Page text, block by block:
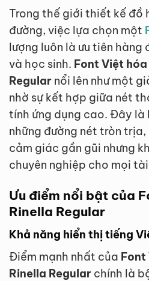
Trong thế giới thiết kế đồ
đường, việc lựa chọn một
lượng luôn là ưu tiên
và học sinh. Font Việt hóa
Regular nổi lên như một
nhờ sự kết hợp giữa nét
tính ứng dụng cao. Đây là
những đường nét tròn
cảm giác gần gũi nhưng
chuyên nghiệp cho mọi
Ưu điểm nổi bật của
Rinella Regular
Khả năng hiển thị tiếng
Điểm mạnh nhất của Font
Rinella Regular chính là